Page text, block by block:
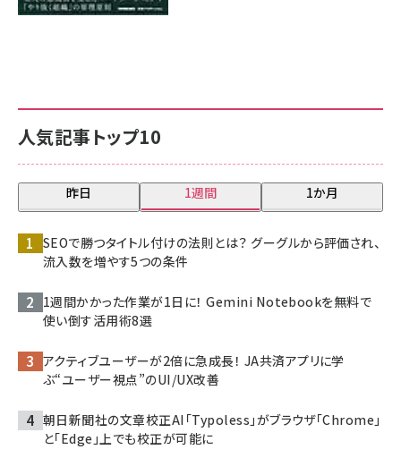
人気記事トップ10
昨日 1週間 1か月
SEOで勝つタイトル付けの法則とは？ グーグルから評価され、
流入数を増やす5つの条件
1週間かかった作業が1日に！ Gemini Notebookを無料で
使い倒す活用術8選
アクティブユーザーが2倍に急成長！ JA共済アプリに学
ぶ“ユーザー視点”のUI/UX改善
朝日新聞社の文章校正AI「Typoless」がブラウザ「Chrome」
と「Edge」上でも校正が可能に